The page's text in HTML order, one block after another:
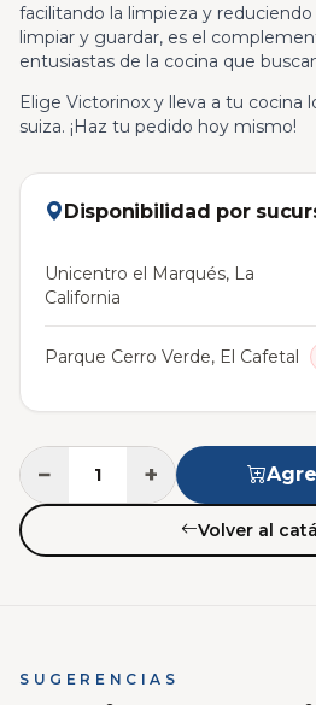
facilitando la limpieza y
limpiar y guardar, es el
entusiastas de la cocina que
Elige Victorinox y lleva a tu cocina
suiza. ¡Haz tu pedido hoy mismo!
Disponibilidad por
Unicentro el Marqués, La
California
Parque Cerro Verde, El Cafetal
− +
Volver al
SUGERENCIAS